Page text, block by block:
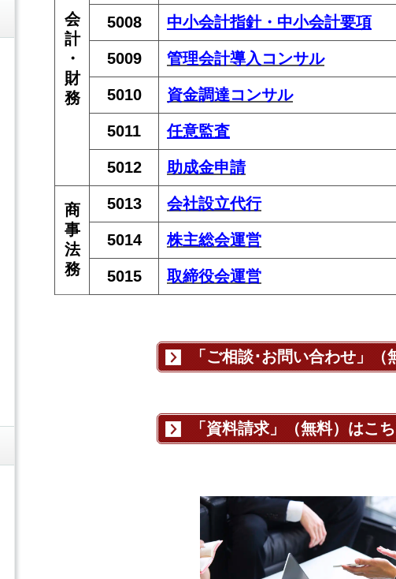
会
計
・
財
務
5008 中小会計指針・中小会計要項
5009 管理会計導入 コンサル
5010 資金調達コンサル
5011 任意監査
5012 助成金申請
商
事
法
務
5013 会社設立代行
5014 株主総会運営
5015 取締役会運営
「ご相談･お問い合わせ」（
「資料請求」（無料）はこ